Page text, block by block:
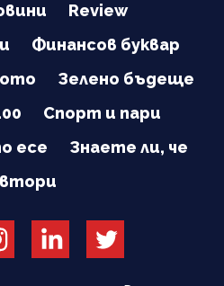
Review
Финансов буквар
Зелено бъдеще
Спорт и пари
есе
Знаете ли, че